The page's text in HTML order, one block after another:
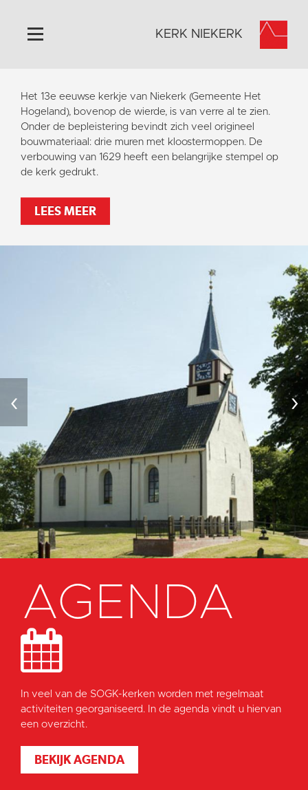
Home
Algemeen
Historie
Omgeving
Activiteiten
Steun ons
Contact
Vaktaal
KERK NIEKERK
Het 13e eeuwse kerkje van Niekerk (Gemeente Het
Hogeland), bovenop de wierde, is van verre al te zien.
Onder de bepleistering bevindt zich veel origineel
bouwmateriaal: drie muren met kloostermoppen. De
verbouwing van 1629 heeft een belangrijke stempel op
de kerk gedrukt.
LEES MEER
‹ ›
AGENDA
In veel van de SOGK-kerken worden met regelmaat
activiteiten georganiseerd. In de agenda vindt u hiervan
een overzicht.
BEKIJK AGENDA